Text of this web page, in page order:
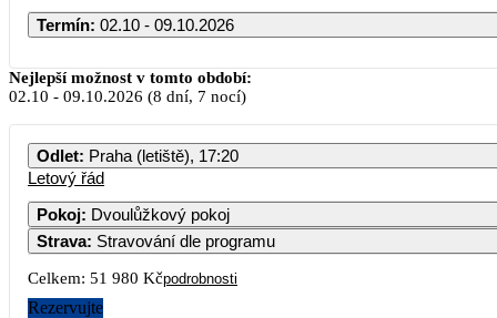
Termín: 02.10 - 09.10.2026
Nejlepší možnost v tomto období:
02.10 - 09.10.2026 (8 dní, 7 nocí)
Odlet: Praha (letiště), 17:20
Letový řád
Pokoj: Dvoulůžkový pokoj
Strava: Stravování dle programu
Celkem: 51 980 Kčpodrobnosti
Rezervujte